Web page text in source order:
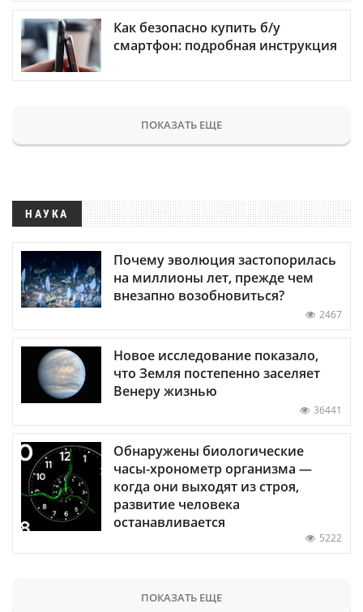
Как безопасно купить б/у
смартфон: подробная инструкция
ПОКАЗАТЬ ЕЩЕ
НАУКА
Почему эволюция застопорилась
на миллионы лет, прежде чем
внезапно возобновиться?
2467
Новое исследование показало,
что Земля постепенно заселяет
Венеру жизнью
36441
Обнаружены биологические
часы-хронометр организма —
когда они выходят из строя,
развитие человека
останавливается
5222
ПОКАЗАТЬ ЕЩЕ